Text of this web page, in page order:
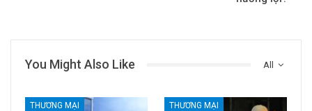
All
You Might Also Like
THƯƠNG MẠI THƯƠNG MẠI